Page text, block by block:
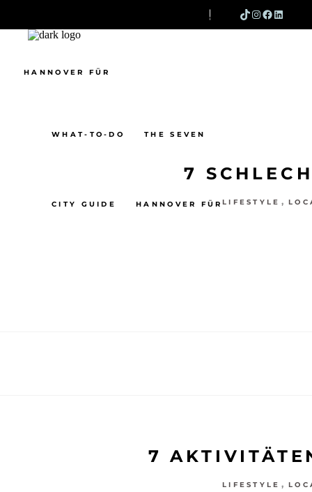
SEARCH
TIKTOK
WHAT-TO-DO THE SEVEN
CITY GUIDE HANNOVER FÜR
HANNOVER FÜR
7
LIFESTYLE ,
7
LIFESTYLE ,